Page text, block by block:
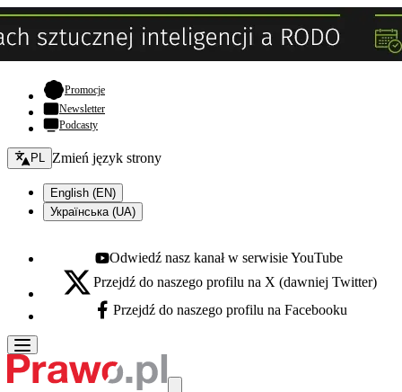
Promocje- otwiera się w nowej karcie
Newsletter
Podcasty
Zmień język - bieżący:
PL Zmień język strony
English (EN)
Українська (UA)
Youtube - otwiera się w nowej karcie
Odwiedź nasz kanał w serwisie YouTube
X - otwiera się w nowej karcie
Przejdź do naszego profilu na X (dawniej Twitter)
Facebook - otwiera się w nowej karcie
Przejdź do naszego profilu na Facebooku